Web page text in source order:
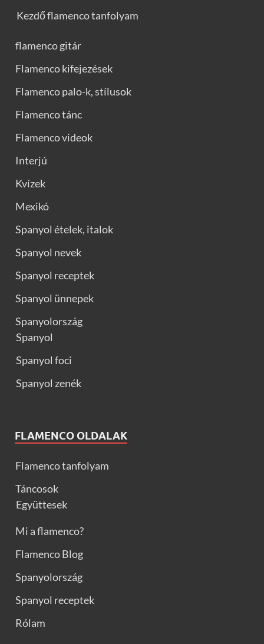
Kezdő flamenco tanfolyam
flamenco gitár
Flamenco kifejezések
Flamenco palo-k, stílusok
Flamenco tánc
Flamenco videok
Interjú
Kvízek
Mexikó
Spanyol ételek, italok
Spanyol nevek
Spanyol receptek
Spanyol ünnepek
Spanyolország
Spanyol
Spanyol foci
Spanyol zenék
FLAMENCO OLDALAK
Flamenco tanfolyam
Táncosok
Együttesek
Mi a flamenco?
Flamenco Blog
Spanyolország
Spanyol receptek
Rólam